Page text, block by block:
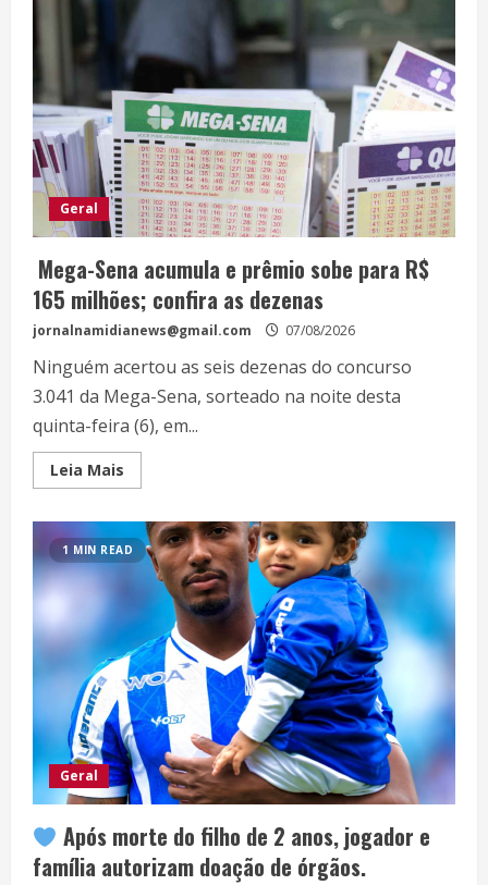
Geral
Mega-Sena acumula e prêmio sobe para R$
165 milhões; confira as dezenas
jornalnamidianews@gmail.com 07/08/2026
Ninguém acertou as seis dezenas do concurso
3.041 da Mega-Sena, sorteado na noite desta
quinta-feira (6), em...
Leia Mais
1 MIN READ
Geral
Após morte do filho de 2 anos, jogador e
família autorizam doação de órgãos.